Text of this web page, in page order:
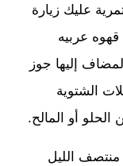
عليك زيارة
عربيه
إليها جوز
الشتوية
الحلو أو المالح.
من الساعة 6 صباحًا إلى 12 منتصف الليل